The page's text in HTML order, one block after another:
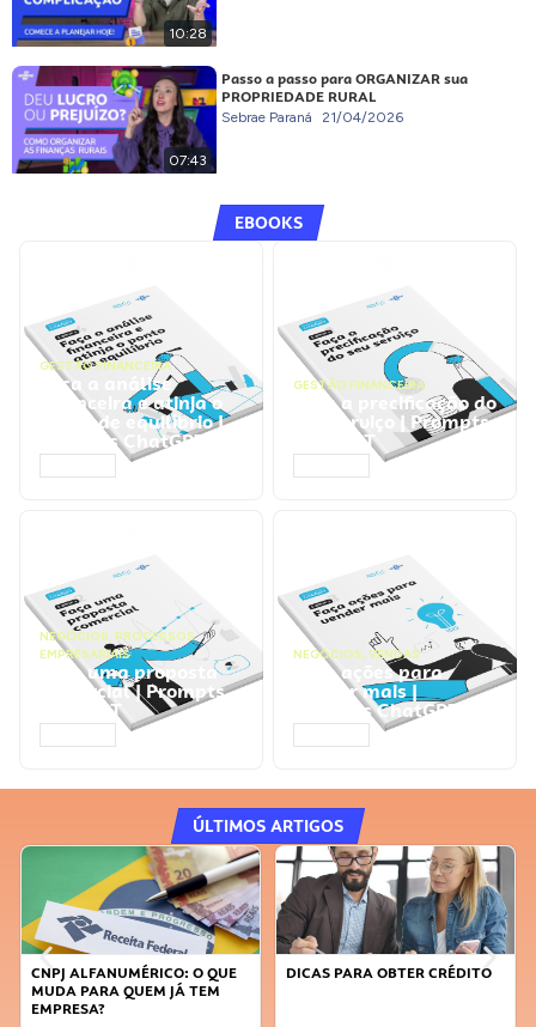
10:28
07:43
Passo a passo para ORGANIZAR sua
PROPRIEDADE RURAL
Sebrae Paraná 21/04/2026
EBOOKS
GESTÃO FINANCEIRA
Faça a análise
financeira e atinja o
ponto de equilíbrio |
Prompts ChatGPT
GESTÃO FINANCEIRA
Faça a precificação do
seu serviço | Prompts
ChatGPT
NEGÓCIOS, PROCESSOS
EMPRESARIAIS
Faça uma proposta
comercial | Prompts
ChatGPT
NEGÓCIOS, VENDAS
Faça ações para
vender mais |
Prompts ChatGPT
ÚLTIMOS ARTIGOS
DICAS PARA OBTER CRÉDITO
FAÇA A DIFERENÇA: SEJA